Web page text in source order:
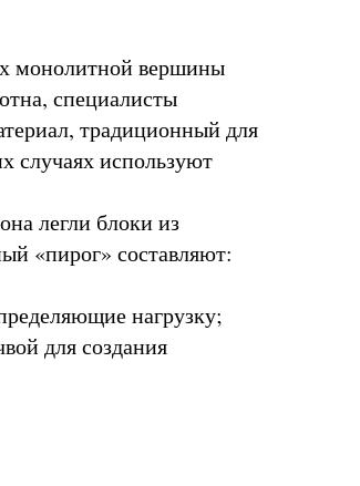
монолитной вершины
специалисты
традиционный для
случаях используют
легли блоки из
«пирог» составляют:
нагрузку;
для создания